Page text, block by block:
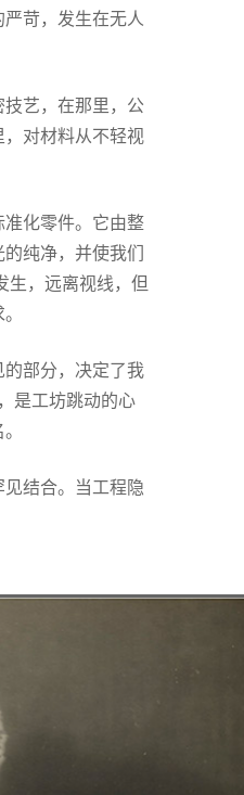
苛，发生在无人
艺，在那里，公
对材料从不轻视
化零件。它由整
纯净，并使我们
生，远离视线，但
部分，决定了我
是工坊跳动的心
结合。当工程隐